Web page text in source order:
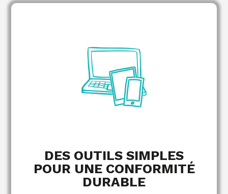
DES OUTILS SIMPLES
POUR UNE CONFORMITÉ
DURABLE
Tableaux de bord conformité RH
Plan annuel d’obligations sociales
EN SAVOIR PLUS